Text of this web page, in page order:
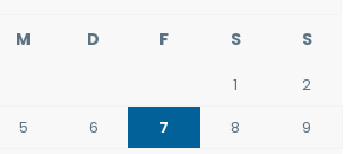
M D F S S
1
2
5 6 7 8
9